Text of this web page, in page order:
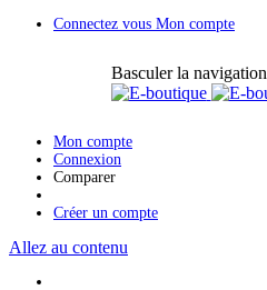
Connectez vous Mon compte
Basculer la navigation
Mon compte
Connexion
Comparer
Créer un compte
Allez au contenu